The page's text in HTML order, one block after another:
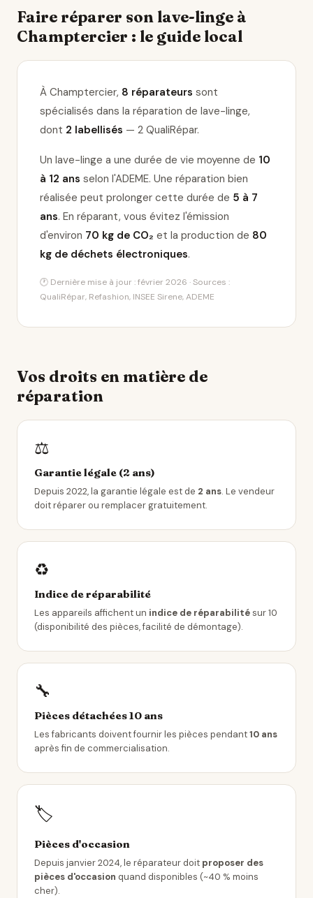
Faire réparer son lave-linge à
Champtercier : le guide local
À Champtercier, 8 réparateurs sont
spécialisés dans la réparation de lave-linge,
dont 2 labellisés — 2 QualiRépar.
Un lave-linge a une durée de vie moyenne de 10
à 12 ans selon l'ADEME. Une réparation bien
réalisée peut prolonger cette durée de 5 à 7
ans. En réparant, vous évitez l'émission
d'environ 70 kg de CO₂ et la production de 80
kg de déchets électroniques.
🕐 Dernière mise à jour : février 2026 · Sources :
QualiRépar, Refashion, INSEE Sirene, ADEME
Vos droits en matière de
réparation
⚖️
Garantie légale (2 ans)
Depuis 2022, la garantie légale est de 2 ans. Le vendeur
doit réparer ou remplacer gratuitement.
♻️
Indice de réparabilité
Les appareils affichent un indice de réparabilitésur 10
(disponibilité des pièces, facilité de démontage).
🔧
Pièces détachées 10 ans
Les fabricants doivent fournir les pièces pendant10 ans
après fin de commercialisation.
🏷️
Pièces d'occasion
Depuis janvier 2024, le réparateur doit proposer des
pièces d'occasion quand disponibles (~40 % moins
cher).